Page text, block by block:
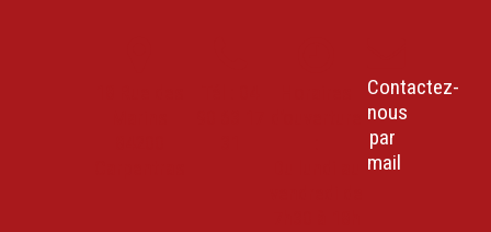
Contactez-
nous
par
mail